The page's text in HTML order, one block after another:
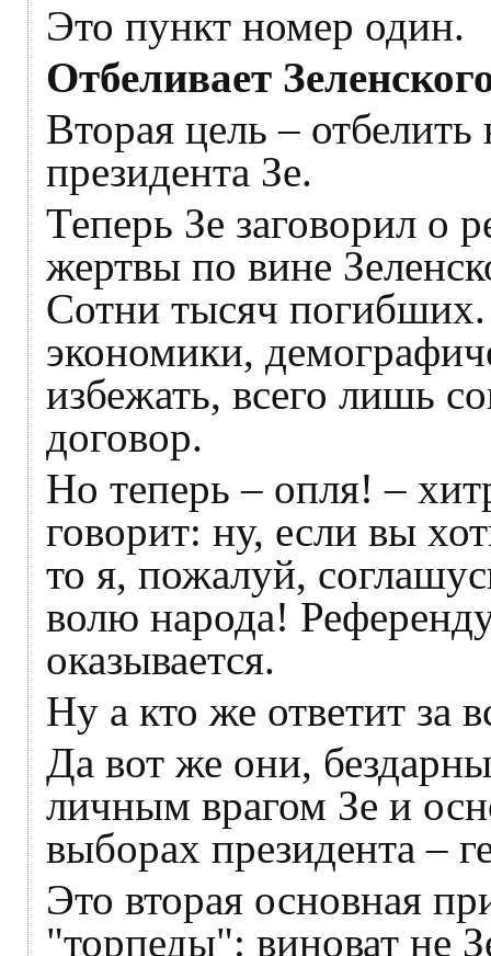
Это пункт номер один.
Отбеливает
Вторая цель –
президента Зе.
Теперь Зе заговорил о
жертвы по вине
Сотни тысяч
экономики,
избежать, всего лишь
договор.
Но теперь – опля! –
говорит: ну, если вы
то я, пожалуй,
волю народа!
оказывается.
Ну а кто же ответит за
Да вот же они,
личным врагом Зе и
выборах президента –
Это вторая основная
"торпеды": виноват не